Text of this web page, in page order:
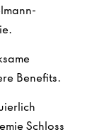
Benefits.
Schloss